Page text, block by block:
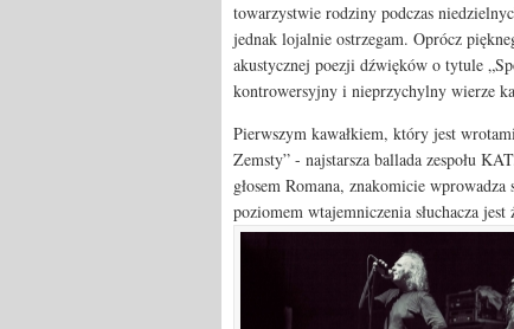
towarzystwie rodziny podczas
jednak lojalnie ostrzegam. Oprócz
akustycznej poezji dźwięków o tytule
kontrowersyjny i nieprzychylny wierze
Pierwszym kawałkiem, który jest
Zemsty” - najstarsza ballada zespołu
głosem Romana, znakomicie
poziomem wtajemniczenia słuchacza